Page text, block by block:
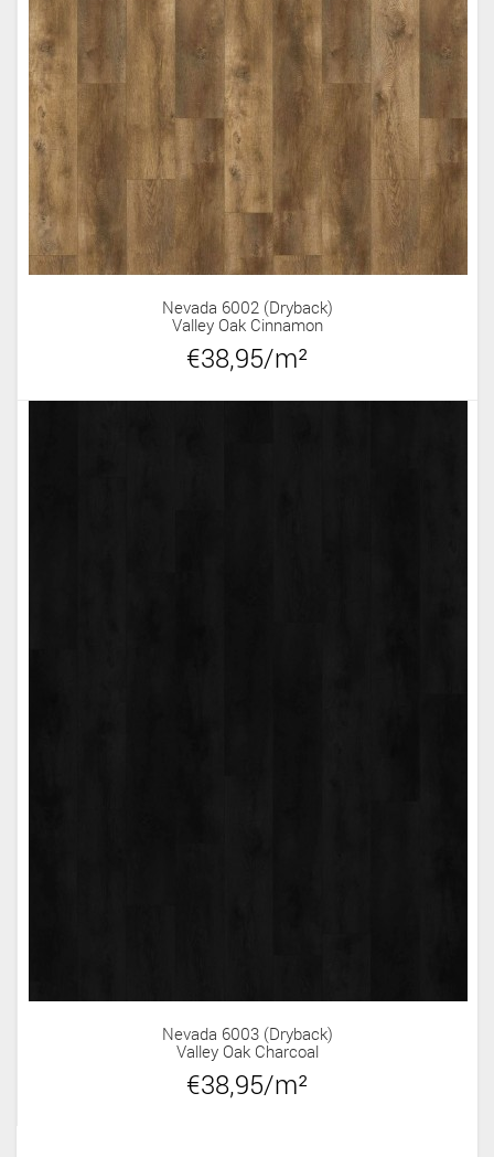
Nevada 6002 (dryback)
Valley Oak Cinnamon
€38,95/m²
Nevada 6003 (dryback)
Valley Oak Charcoal
€38,95/m²